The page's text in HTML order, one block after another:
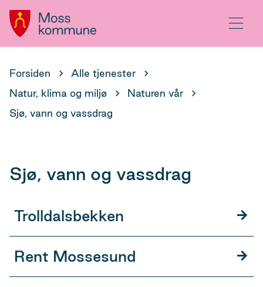
Hovedportal Meny
Du
her:
Forsiden
Alle tjenester
Natur, klima og miljø
Naturen vår
Sjø, vann og vassdrag
Sjø, vann og vassdrag
Trolldalsbekken
Rent Mossesund